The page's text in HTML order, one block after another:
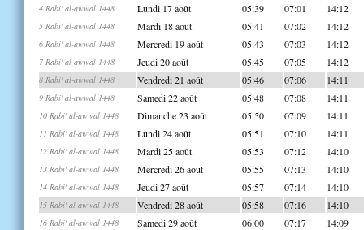
4 Rabi' al-awwal 1448 Lundi 17 août 05:39 07:01 14:12
5 Rabi' al-awwal 1448 Mardi 18 août 05:41 07:02 14:12
6 Rabi' al-awwal 1448 Mercredi 19 août 05:43 07:03 14:12
7 Rabi' al-awwal 1448 Jeudi 20 août 05:45 07:05 14:12
8 Rabi' al-awwal 1448 Vendredi 21 août 05:46 07:06 14:11
9 Rabi' al-awwal 1448 Samedi 22 août 05:48 07:08 14:11
10 Rabi' al-awwal 1448 Dimanche 23 août 05:50 07:09 14:11
11 Rabi' al-awwal 1448 Lundi 24 août 05:51 07:10 14:11
12 Rabi' al-awwal 1448 Mardi 25 août 05:53 07:12 14:10
13 Rabi' al-awwal 1448 Mercredi 26 août 05:55 07:13 14:10
14 Rabi' al-awwal 1448 Jeudi 27 août 05:57 07:14 14:10
15 Rabi' al-awwal 1448 Vendredi 28 août 05:58 07:16 14:10
16 Rabi' al-awwal 1448 Samedi 29 août 06:00 07:17 14:09